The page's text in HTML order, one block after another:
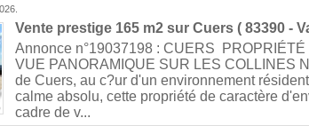
Vente prestige 165 m2 sur Cuers( 83390 -
Annonce n°19037198 : CUERS
VUE PANORAMIQUE SUR LES COLLINES
de Cuers, au c?ur d'un environnement
calme absolu, cette propriété de caractère
cadre de v...